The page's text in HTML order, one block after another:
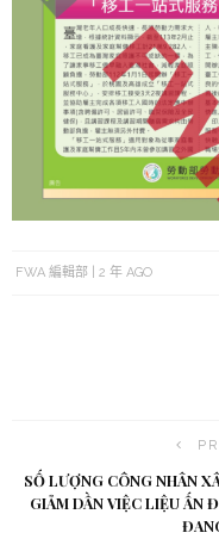
FWA 編輯部 2 年 AGO
SỐ LƯỢNG CÔNG NHÂN
GIẢM DẦN VIỆC LIỆU ẤN